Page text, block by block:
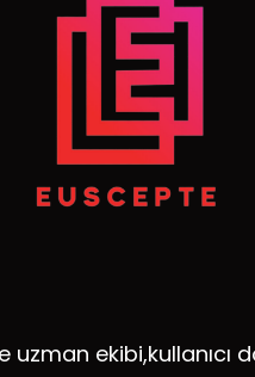
uzman ekibi,kullanıcı